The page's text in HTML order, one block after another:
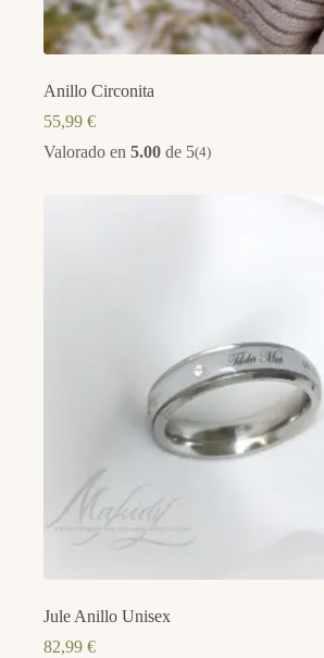
Anillo Circonita
55,99 €
Valorado en 5.00 de 5(4)
Jule Anillo Unisex
82,99 €